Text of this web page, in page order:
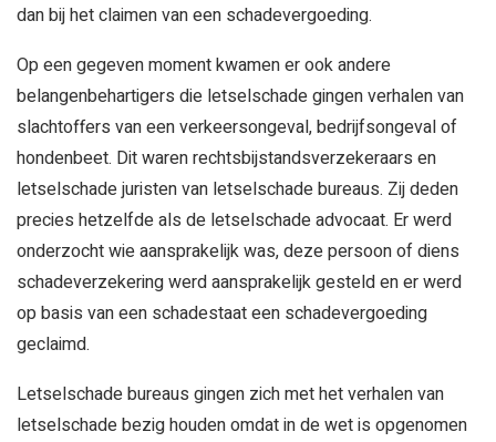
dan bij het claimen van een schadevergoeding.
Op een gegeven moment kwamen er ook andere
belangenbehartigers die letselschade gingen verhalen van
slachtoffers van een verkeersongeval, bedrijfsongeval of
hondenbeet. Dit waren rechtsbijstandsverzekeraars en
letselschade juristen van letselschade bureaus. Zij deden
precies hetzelfde als de letselschade advocaat. Er werd
onderzocht wie aansprakelijk was, deze persoon of diens
schadeverzekering werd aansprakelijk gesteld en er werd
op basis van een schadestaat een schadevergoeding
geclaimd.
Letselschade bureaus gingen zich met het verhalen van
letselschade bezig houden omdat in de wet is opgenomen